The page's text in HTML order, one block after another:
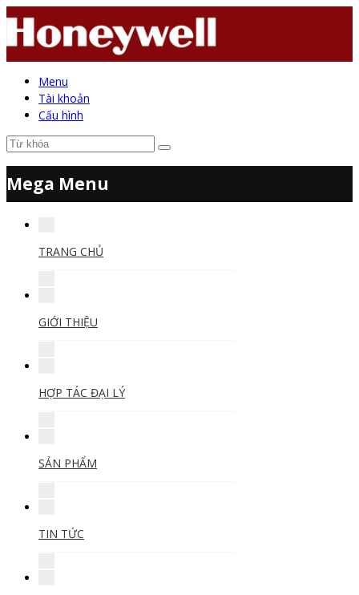
Menu
Tài khoản
Cấu hình
Mega Menu
TRANG CHỦ
GIỚI THIỆU
HỢP TÁC ĐẠI LÝ
SẢN PHẨM
TIN TỨC